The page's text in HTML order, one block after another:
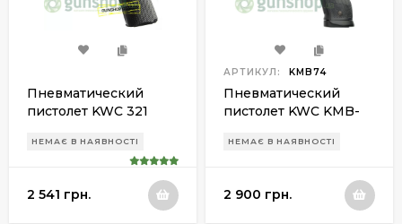
Пневматический
пистолет KWC 321
НЕМАЄ В НАЯВНОСТІ
2 541 грн.
АРТИКУЛ: KMB74
Пневматический
пистолет KWC KMB-
НЕМАЄ В НАЯВНОСТІ
2 900 грн.